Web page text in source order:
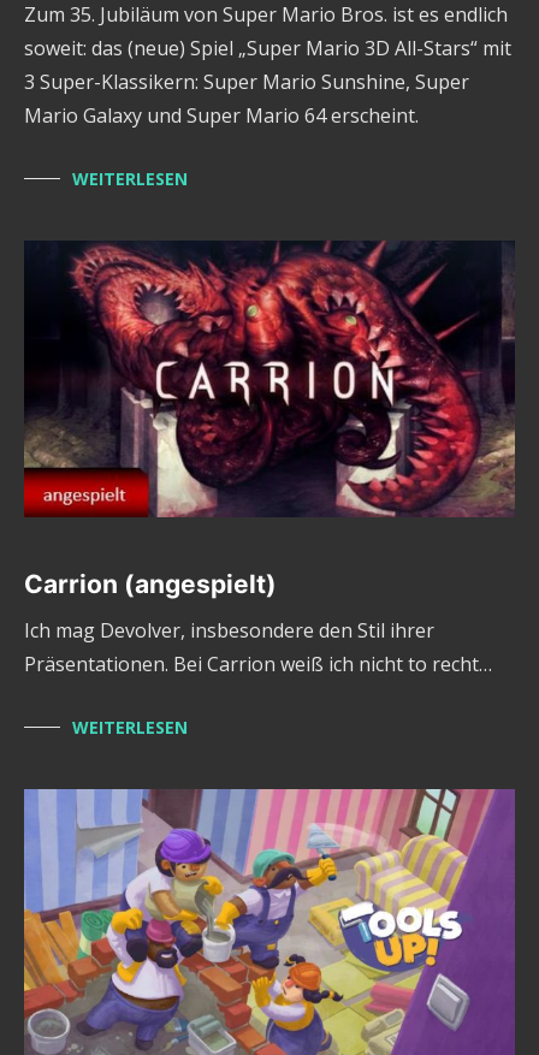
Zum 35. Jubiläum von Super Mario Bros. ist es endlich
soweit: das (neue) Spiel „Super Mario 3D All-Stars“ mit
3 Super-Klassikern: Super Mario Sunshine, Super
Mario Galaxy und Super Mario 64 erscheint.
WEITERLESEN
Carrion (angespielt)
Ich mag Devolver, insbesondere den Stil ihrer
Präsentationen. Bei Carrion weiß ich nicht to recht…
WEITERLESEN